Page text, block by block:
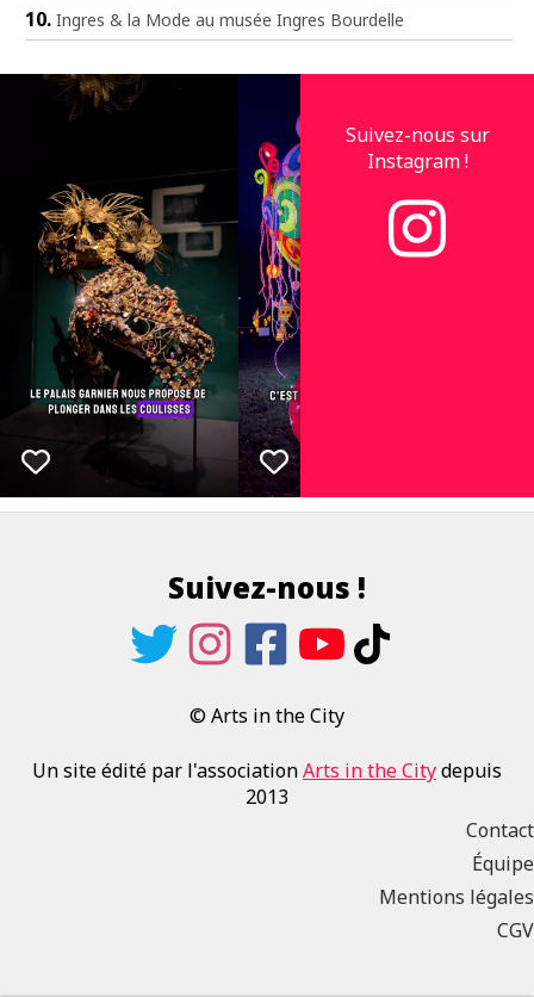
Ingres & la Mode au musée Ingres Bourdelle
Suivez-nous sur
Instagram !
Suivez-nous !
© Arts in the City
Un site édité par l'associationArts in the Citydepuis
2013
Contact
Équipe
Mentions légales
CGV